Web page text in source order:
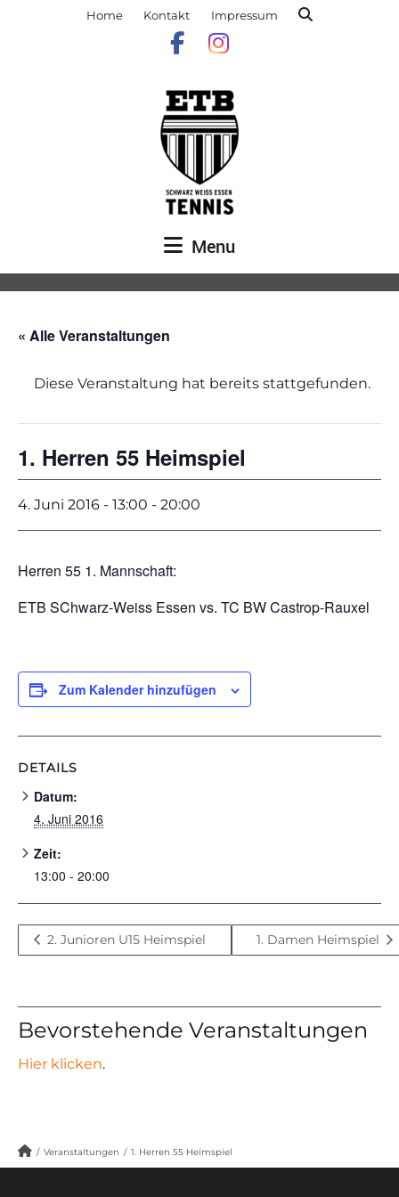
Home Kontakt Impressum
Menu
« Alle Veranstaltungen
Diese Veranstaltung hat bereits stattgefunden.
1. Herren 55 Heimspiel
4. Juni 2016 - 13:00 - 20:00
Herren 55 1. Mannschaft:
ETB SChwarz-Weiss Essen vs. TC BW Castrop-Rauxel
Zum Kalender hinzufügen
DETAILS
Datum:
4. Juni 2016
Zeit:
13:00 - 20:00
2. Junioren U15 Heimspiel 1. Damen Heimspiel
Bevorstehende Veranstaltungen
Hier klicken.
/ Veranstaltungen / 1. Herren 55 Heimspiel